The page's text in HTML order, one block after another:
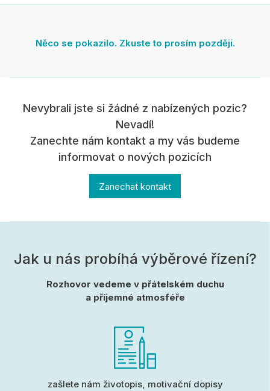
Něco se pokazilo. Zkuste to prosím později.
Nevybrali jste si žádné z nabízených pozic?
Nevadí!
Zanechte nám kontakt a my vás budeme
informovat o nových pozicích
Zanechat kontakt
Jak u nás probíhá výběrové řízení?
Rozhovor vedeme v přátelském duchu
a příjemné atmosféře
zašlete nám životopis, motivační dopisy